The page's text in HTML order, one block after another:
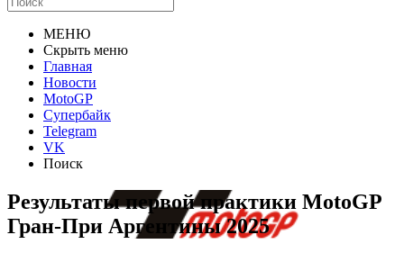
МЕНЮ
Скрыть меню
Главная
Новости
MotoGP
Супербайк
Telegram
VK
Поиск
Результаты первой практики MotoGP
Гран-При Аргентины 2025